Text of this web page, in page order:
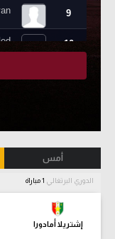
أمس
الدوري البرتغالي
إشتريلا أمادورا